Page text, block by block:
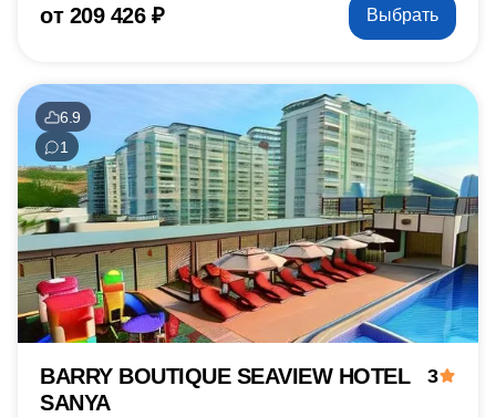
от 209 426 ₽ Выбрать
6.9
1
BARRY BOUTIQUE SEAVIEW HOTEL
SANYA
3